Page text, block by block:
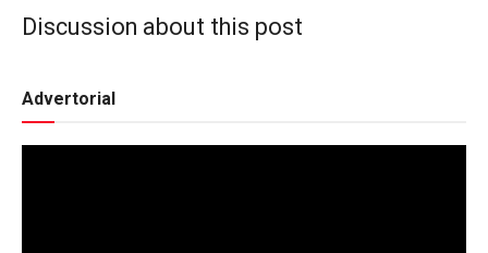
Discussion about this post
Advertorial